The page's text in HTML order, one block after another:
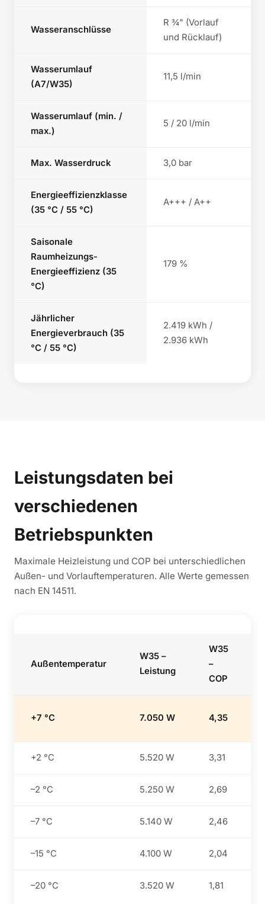
Wasseranschlüsse
R ¾" (Vorlauf
und Rücklauf)
Wasserumlauf
(A7/W35)
11,5 l/min
Wasserumlauf (min. /
max.)
5 / 20 l/min
Max. Wasserdruck 3,0 bar
Energieeffizienzklasse
(35 °C / 55 °C)
A+++ / A++
Saisonale
Raumheizungs-
Energieeffizienz (35
°C)
179 %
Jährlicher
Energieverbrauch (35
°C / 55 °C)
2.419 kWh /
2.936 kWh
Leistungsdaten bei
verschiedenen
Betriebspunkten
Maximale Heizleistung und COP bei unterschiedlichen
Außen- und Vorlauftemperaturen. Alle Werte gemessen
nach EN 14511.
Außentemperatur
W35 –
Leistung
W35
–
COP
+7 °C 7.050 W 4,35
+2 °C 5.520 W 3,31
–2 °C 5.250 W 2,69
–7 °C 5.140 W 2,46
–15 °C 4.100 W 2,04
–20 °C 3.520 W 1,81